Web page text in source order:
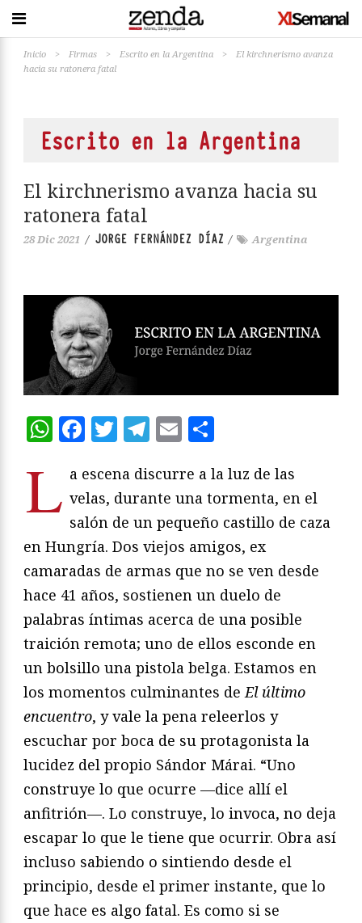
Inicio > Firmas > Escrito en la Argentina >
El kirchnerismo avanza
hacia su ratonera fatal
Escrito en la Argentina
El kirchnerismo avanza hacia su
ratonera fatal
28 Dic 2021 / JORGE FERNÁNDEZ DÍAZ / Argentina
WhatsApp
Facebook
Twitter
Telegram
Email
L a escena discurre a la luz de las
velas, durante una tormenta, en el
salón de un pequeño castillo de caza
en Hungría. Dos viejos amigos, ex
camaradas de armas que no se ven desde
hace 41 años, sostienen un duelo de
palabras íntimas acerca de una posible
traición remota; uno de ellos esconde en
un bolsillo una pistola belga. Estamos en
los momentos culminantes deEl último
encuentro, y vale la pena releerlos y
escuchar por boca de su protagonista la
lucidez del propio Sándor Márai. “Uno
construye lo que ocurre —dice allí el
anfitrión—. Lo construye, lo invoca, no deja
escapar lo que le tiene que ocurrir. Obra así
incluso sabiendo o sintiendo desde el
principio, desde el primer instante, que lo
que hace es algo fatal. Es como si se